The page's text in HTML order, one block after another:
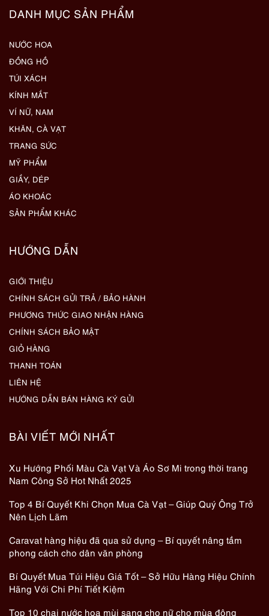
DANH MỤC SẢN PHẨM
NƯỚC HOA
ĐỒNG HỒ
TÚI XÁCH
KÍNH MẮT
VÍ NỮ, NAM
KHĂN, CÀ VẠT
TRANG SỨC
MỸ PHẨM
GIẦY, DÉP
ÁO KHOÁC
SẢN PHẨM KHÁC
HƯỚNG DẪN
GIỚI THIỆU
CHÍNH SÁCH GỬI TRẢ / BẢO HÀNH
PHƯƠNG THỨC GIAO NHẬN HÀNG
CHÍNH SÁCH BẢO MẬT
GIỎ HÀNG
THANH TOÁN
LIÊN HỆ
HƯỚNG DẪN BÁN HÀNG KÝ GỬI
BÀI VIẾT MỚI NHẤT
Xu Hướng Phối Màu Cà Vạt Và Áo Sơ Mi trong thời trang
Nam Công Sở Hot Nhất 2025
Top 4 Bí Quyết Khi Chọn Mua Cà Vạt – Giúp Quý Ông Trở
Nên Lịch Lãm
Caravat hàng hiệu đã qua sử dụng – Bí quyết nâng tầm
phong cách cho dân văn phòng
Bí Quyết Mua Túi Hiệu Giá Tốt – Sở Hữu Hàng Hiệu Chính
Hãng Với Chi Phí Tiết Kiệm
Top 10 chai nước hoa mùi sang cho nữ cho mùa đông